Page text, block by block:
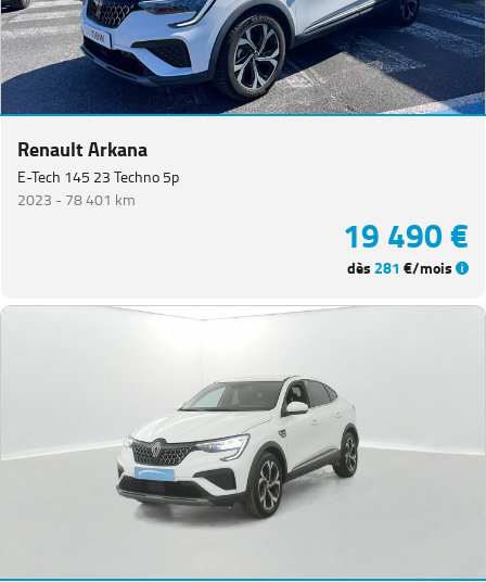
Renault Arkana
E-Tech 145 23 Techno 5p
2023 -78 401 km
19 490 €
dès 281 €/mois